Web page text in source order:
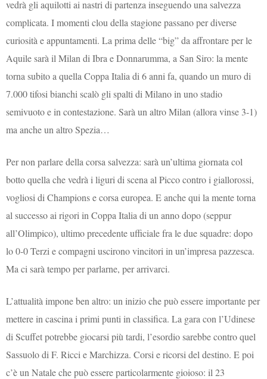
vedrà gli aquilotti ai nastri di partenza inseguendo una salvezza
complicata. I momenti clou della stagione passano per diverse
curiosità e appuntamenti. La prima delle “big” da affrontare per le
Aquile sarà il Milan di Ibra e Donnarumma, a San Siro: la mente
torna subito a quella Coppa Italia di 6 anni fa, quando un muro di
7.000 tifosi bianchi scalò gli spalti di Milano in uno stadio
semivuoto e in contestazione. Sarà un altro Milan (allora vinse 3-1)
ma anche un altro Spezia…
Per non parlare della corsa salvezza: sarà un’ultima giornata col
botto quella che vedrà i liguri di scena al Picco contro i giallorossi,
vogliosi di Champions e corsa europea. E anche qui la mente torna
al successo ai rigori in Coppa Italia di un anno dopo (seppur
all’Olimpico), ultimo precedente ufficiale fra le due squadre: dopo
lo 0-0 Terzi e compagni uscirono vincitori in un’impresa pazzesca.
Ma ci sarà tempo per parlarne, per arrivarci.
L’attualità impone ben altro: un inizio che può essere importante per
mettere in cascina i primi punti in classifica. La gara con l’Udinese
di Scuffet potrebbe giocarsi più tardi, l’esordio sarebbe contro quel
Sassuolo di F. Ricci e Marchizza. Corsi e ricorsi del destino. E poi
c’è un Natale che può essere particolarmente gioioso: il 23